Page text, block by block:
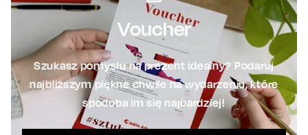
Voucher
Szukasz pomysłu na prezent idealny? Podaruj
najbliższym piękne chwile na wydarzeniu, które
spodoba im się najbardziej!